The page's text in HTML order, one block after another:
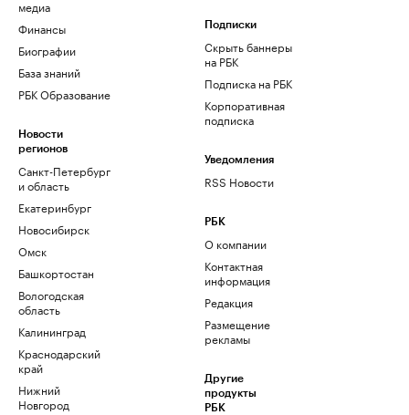
медиа
Финансы
Биографии
База знаний
РБК Образование
Новости
регионов
Санкт-Петербург
и область
Екатеринбург
Новосибирск
Омск
Башкортостан
Вологодская
область
Калининград
Краснодарский
край
Нижний
Новгород
Подписки
Скрыть баннеры
на РБК
Подписка на РБК
Корпоративная
подписка
Уведомления
RSS Новости
РБК
О компании
Контактная
информация
Редакция
Размещение
рекламы
Другие
продукты
РБК